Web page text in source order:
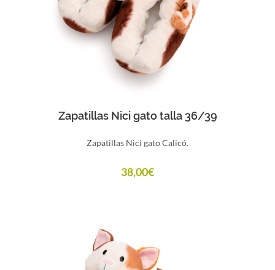
Comprar
Zapatillas Nici gato talla 36/39
Zapatillas Nici gato Calicó.
38,00€